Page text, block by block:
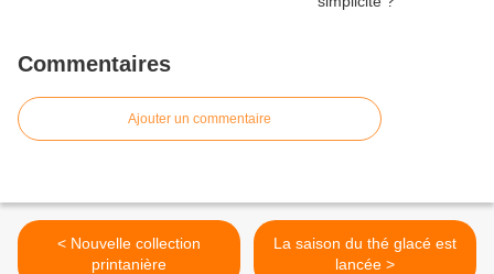
Commentaires
Ajouter un commentaire
< Nouvelle collection
printanière
La saison du thé glacé est
lancée >